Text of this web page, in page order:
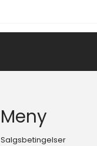
Meny
Salgsbetingelser